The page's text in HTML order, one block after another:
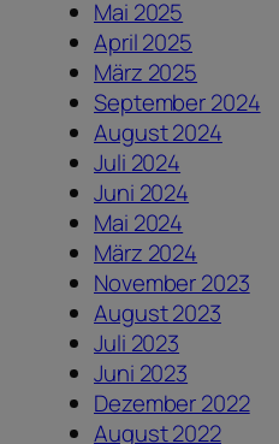
Mai 2025
April 2025
März 2025
September 2024
August 2024
Juli 2024
Juni 2024
Mai 2024
März 2024
November 2023
August 2023
Juli 2023
Juni 2023
Dezember 2022
August 2022